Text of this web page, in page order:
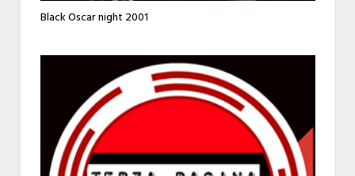
Black Oscar night 2001